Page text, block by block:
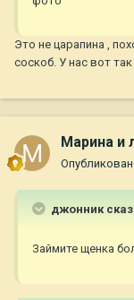
Это не царапина ,
соскоб. У нас вот
Марина и
джонник
Займите щенка